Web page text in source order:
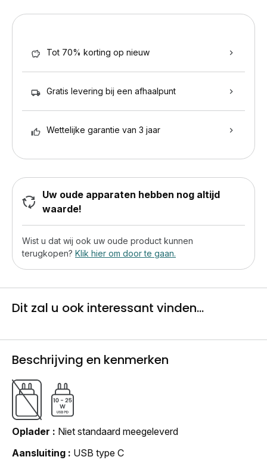
Tot 70% korting op nieuw
Gratis levering bij een afhaalpunt
Wettelijke garantie van 3 jaar
Uw oude apparaten hebben nog altijd
waarde!
Wist u dat wij ook uw oude product kunnen
terugkopen? Klik hier om door te gaan.
Dit zal u ook interessant vinden...
Beschrijving en kenmerken
Oplader
Niet standaard meegeleverd
Aansluiting
USB type C